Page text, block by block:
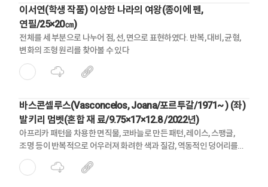
이서연(학생 작품) 이상한 나라의 여왕(종이에 펜,
연필/25×20㎝)
전체를 세 부분으로 나누어 점, 선, 면으로 표현하였다. 반복, 대비, 균형,
변화의 조형 원리를 찾아볼 수 있다
바스콘셀루스(Vasconcelos, Joana/포르투갈/1971~ ) (좌)
발키리 멈벳(혼합 재 료/9.75×17×12.8 /2022년)
아프리카 패턴을 차용한 면직물, 코바늘로 만든 패턴, 레이스, 스팽글,
조명 등이 반복적으로 어우러져 화려한 색과 질감, 역동적인 덩어리를
두드러지게 한다.